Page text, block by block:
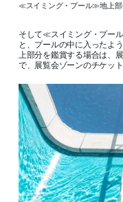
≪スイミング・プール≫地上部
そして≪スイミング・プー
と、プールの中に入ったよ
上部分を鑑賞する場合は、
で、展覧会ゾーンのチケッ